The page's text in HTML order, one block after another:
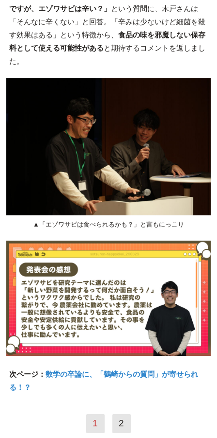
ですが、エゾワサビは辛い？」 という質問に、木戸さんは
「そんなに辛くない」と回答。「辛みは少ないけど細菌を殺
す効果はある」という特徴から、 食品の味を邪魔しない保存
料として使える可能性があると期待するコメントを返しまし
た。
▲「エゾワサビは食べられるかも？」と言もにっこり
次ページ： 数学の卒論に、「鶴崎からの質問」が寄せられ
る！？
1 2